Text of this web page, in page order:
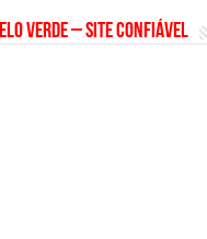
Verde – Site Confiável